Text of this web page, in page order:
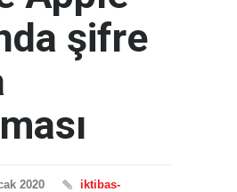
şifre
2020 iktibas-